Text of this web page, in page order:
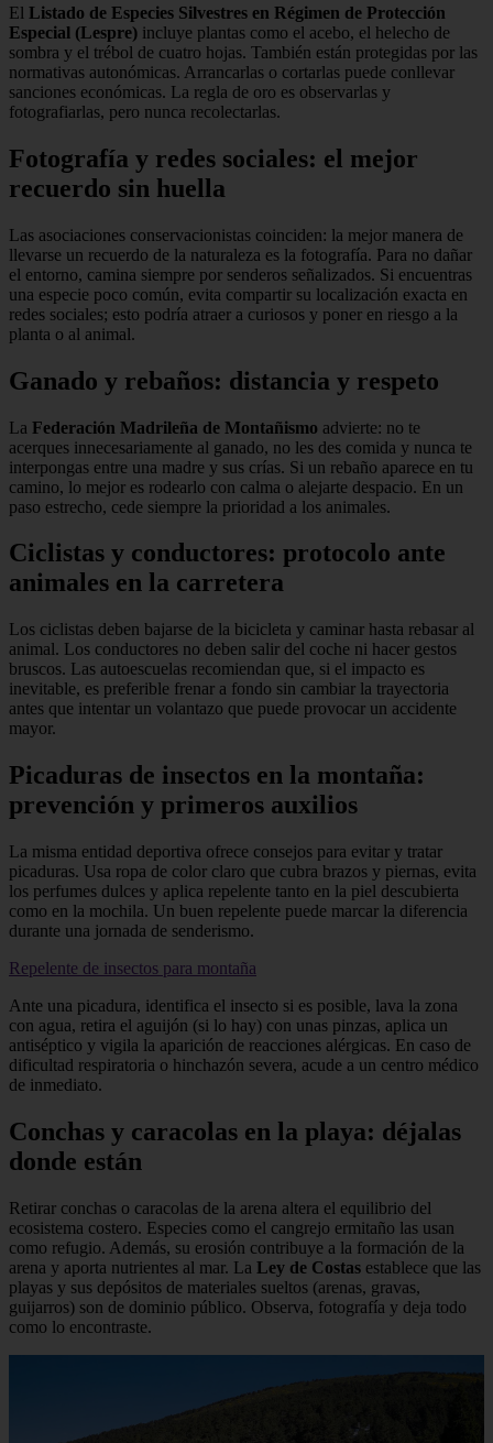
El Listado de Especies Silvestres en Régimen de Protección
Especial (Lespre) incluye plantas como el acebo, el helecho de
sombra y el trébol de cuatro hojas. También están protegidas por las
normativas autonómicas. Arrancarlas o cortarlas puede conllevar
sanciones económicas. La regla de oro es observarlas y
fotografiarlas, pero nunca recolectarlas.
Fotografía y redes sociales: el mejor
recuerdo sin huella
Las asociaciones conservacionistas coinciden: la mejor manera de
llevarse un recuerdo de la naturaleza es la fotografía. Para no dañar
el entorno, camina siempre por senderos señalizados. Si encuentras
una especie poco común, evita compartir su localización exacta en
redes sociales; esto podría atraer a curiosos y poner en riesgo a la
planta o al animal.
Ganado y rebaños: distancia y respeto
La Federación Madrileña de Montañismo advierte: no te
acerques innecesariamente al ganado, no les des comida y nunca te
interpongas entre una madre y sus crías. Si un rebaño aparece en tu
camino, lo mejor es rodearlo con calma o alejarte despacio. En un
paso estrecho, cede siempre la prioridad a los animales.
Ciclistas y conductores: protocolo ante
animales en la carretera
Los ciclistas deben bajarse de la bicicleta y caminar hasta rebasar al
animal. Los conductores no deben salir del coche ni hacer gestos
bruscos. Las autoescuelas recomiendan que, si el impacto es
inevitable, es preferible frenar a fondo sin cambiar la trayectoria
antes que intentar un volantazo que puede provocar un accidente
mayor.
Picaduras de insectos en la montaña:
prevención y primeros auxilios
La misma entidad deportiva ofrece consejos para evitar y tratar
picaduras. Usa ropa de color claro que cubra brazos y piernas, evita
los perfumes dulces y aplica repelente tanto en la piel descubierta
como en la mochila. Un buen repelente puede marcar la diferencia
durante una jornada de senderismo.
Repelente de insectos para montaña
Ante una picadura, identifica el insecto si es posible, lava la zona
con agua, retira el aguijón (si lo hay) con unas pinzas, aplica un
antiséptico y vigila la aparición de reacciones alérgicas. En caso de
dificultad respiratoria o hinchazón severa, acude a un centro médico
de inmediato.
Conchas y caracolas en la playa: déjalas
donde están
Retirar conchas o caracolas de la arena altera el equilibrio del
ecosistema costero. Especies como el cangrejo ermitaño las usan
como refugio. Además, su erosión contribuye a la formación de la
arena y aporta nutrientes al mar. La Ley de Costas establece que las
playas y sus depósitos de materiales sueltos (arenas, gravas,
guijarros) son de dominio público. Observa, fotografía y deja todo
como lo encontraste.